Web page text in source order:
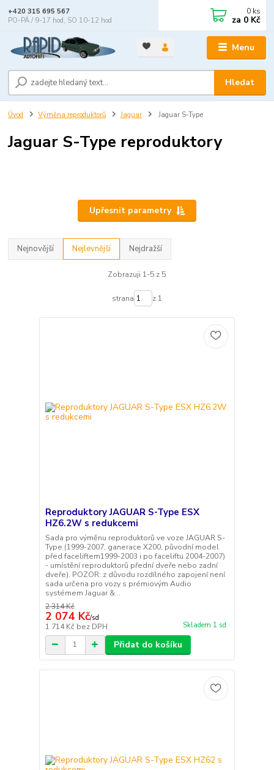
Menu
Hledat
+420 315 695 567
PO-PÁ / 9-17 hod, SO 10-12 hod
0 ks
za 0 Kč
Úvod Výměna reproduktorů Jaguar Jaguar S-Type
Jaguar S-Type reproduktory
Upřesnit parametry
Nejnovější Nejlevnější Nejdražší
Zobrazuji 1-5 z 5
strana z 1
Reproduktory JAGUAR S-Type ESX
HZ6.2W s redukcemi
Sada pro výměnu reproduktorů ve voze JAGUAR S-
Type (1999-2007, ganerace X200, původní model
před faceliftem1999-2003 i po faceliftu 2004-2007)
- umístění reproduktorů přední dveře nebo zadní
dveře). POZOR: z důvodu rozdílného zapojení není
sada určena pro vozy s prémiovým Audio
systémem Jaguar &...
2 314 Kč
2 074 Kč/sd
1 714 Kč bez DPH Skladem 1 sd
Přidat do košíku